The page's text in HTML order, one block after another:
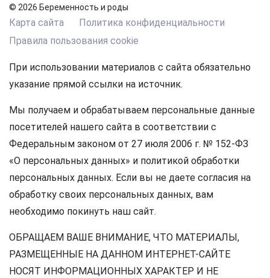
© 2026 Беременность и роды
Карта сайта
Политика конфиденциальности
Правила пользования cookie
При использовании материалов с сайта обязательно
указание прямой ссылки на источник.
Мы получаем и обрабатываем персональные данные
посетителей нашего сайта в соответствии с
Федеральным законом от 27 июля 2006 г. № 152-ФЗ
«О персональных данных» и политикой обработки
персональных данных. Если вы не даете согласия на
обработку своих персональных данных, вам
необходимо покинуть наш сайт.
ОБРАЩАЕМ ВАШЕ ВНИМАНИЕ, ЧТО МАТЕРИАЛЫ,
РАЗМЕЩЕННЫЕ НА ДАННОМ ИНТЕРНЕТ-САЙТЕ
НОСЯТ ИНФОРМАЦИОННЫХ ХАРАКТЕР И НЕ